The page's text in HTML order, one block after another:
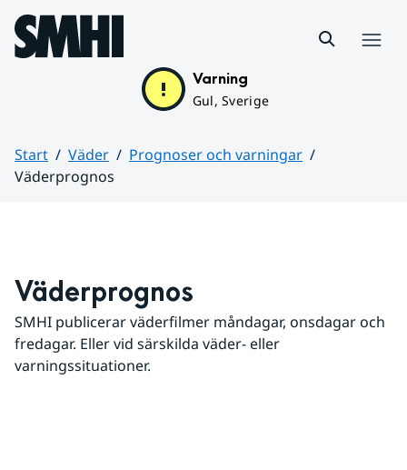
Hoppa till sidans innehåll
Varning
Gul, Sverige
Start Väder
Prognoser och varningar
Väderprognos
Väderprognos
SMHI publicerar väderfilmer måndagar, onsdagar och
fredagar. Eller vid särskilda väder- eller
varningssituationer.